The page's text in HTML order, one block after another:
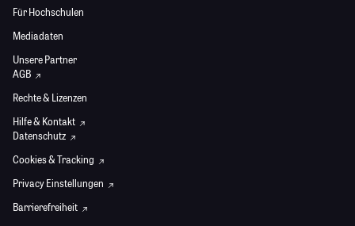
Für Hochschulen
Mediadaten
Unsere Partner
AGB
Rechte & Lizenzen
Hilfe & Kontakt
Datenschutz
Cookies & Tracking
Privacy Einstellungen
Barrierefreiheit